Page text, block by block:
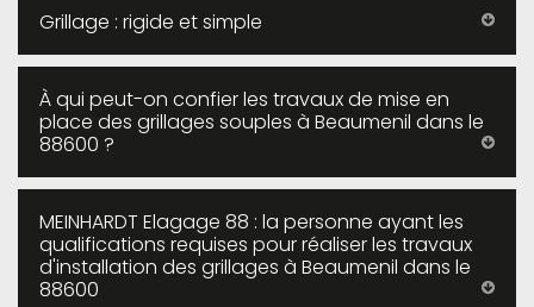
Grillage : rigide et simple
À qui peut-on confier les travaux de mise en
place des grillages souples à Beaumenil dans le
88600 ?
MEINHARDT Elagage 88 : la personne ayant les
qualifications requises pour réaliser les travaux
d'installation des grillages à Beaumenil dans le
88600